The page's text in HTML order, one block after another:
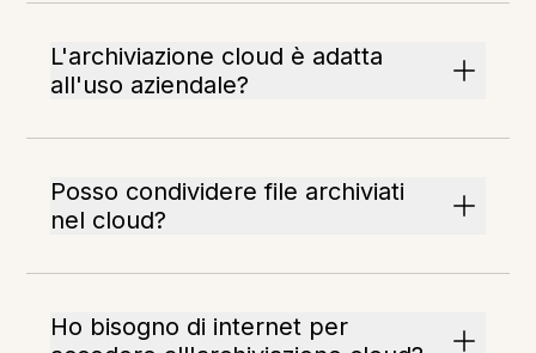
L'archiviazione cloud è adatta
all'uso aziendale?
Posso condividere file archiviati
nel cloud?
Ho bisogno di internet per